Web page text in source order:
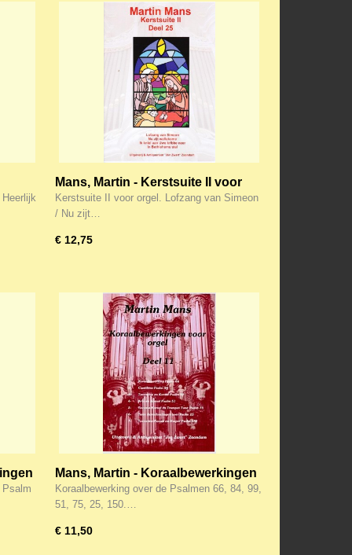
Mans, Martin - Kerstsuite II voor
orgel (Noten) (25)
Kerstsuite II voor orgel. Lofzang van Simeon
/ Nu zijt…
€ 12,75
Psalm
Mans, Martin - Koraalbewerkingen
(11)
Koraalbewerking over de Psalmen 66, 84, 99,
51, 75, 25, 150.…
€ 11,50